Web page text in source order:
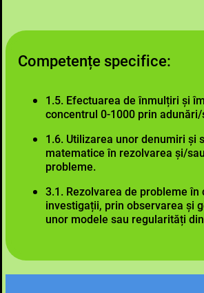
Competențe specifice:
1.5. Efectuarea de înmulțiri și
concentrul 0-1000 prin
1.6. Utilizarea unor denumiri și
matematice în rezolvarea și/
probleme.
3.1. Rezolvarea de probleme în
investigații, prin observarea și
unor modele sau regularități